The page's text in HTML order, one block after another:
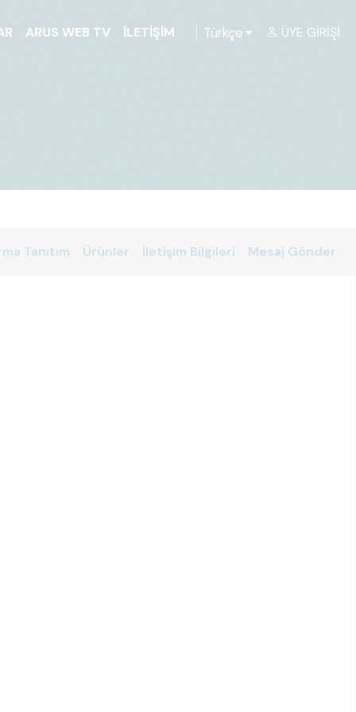
ARUS WEB TV İLETIŞIM Türkçe ÜYE GIRIŞI
Tanıtım Ürünler İletişim Bilgileri Mesaj Gönder